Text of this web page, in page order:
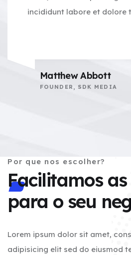
incididunt labore et dolore
Matthew Abbott
FOUNDER, SDK MEDIA
Por que nos escolher?
Facilitamos
para o seu
Lorem ipsum dolor sit amet,
adipisicing elit sed do eiusmod